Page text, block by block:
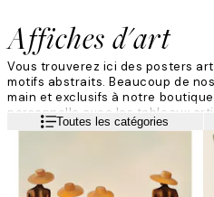
Affiches d'art
Vous trouverez ici des posters
motifs abstraits. Beaucoup de
main et exclusifs à notre
personnelle avec les tableaux
modernesde Desenio.
Lire la suiteToutes les catégories